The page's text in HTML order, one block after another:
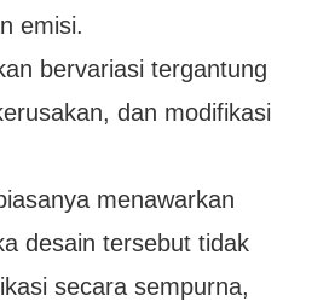
emisi.
bervariasi tergantung
dan modifikasi
menawarkan
desain tersebut tidak
secara sempurna,